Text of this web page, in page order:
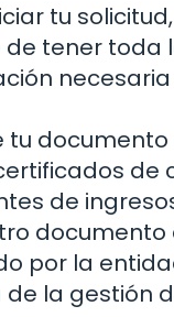
tu
tener toda
tu
de
de
documento
por la
la gestión